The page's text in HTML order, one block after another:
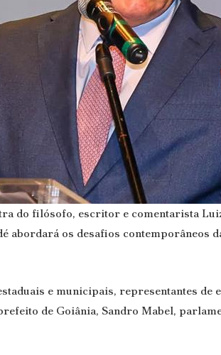
do filósofo, escritor e comentarista
abordará os desafios contemporâneos
e municipais, representantes
de Goiânia, Sandro Mabel,